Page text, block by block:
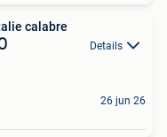
calabre
Details
26 jun 26